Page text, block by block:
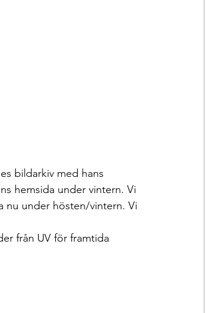
hemsida under vintern. Vi
nu under hösten/vintern. Vi
från UV för framtida